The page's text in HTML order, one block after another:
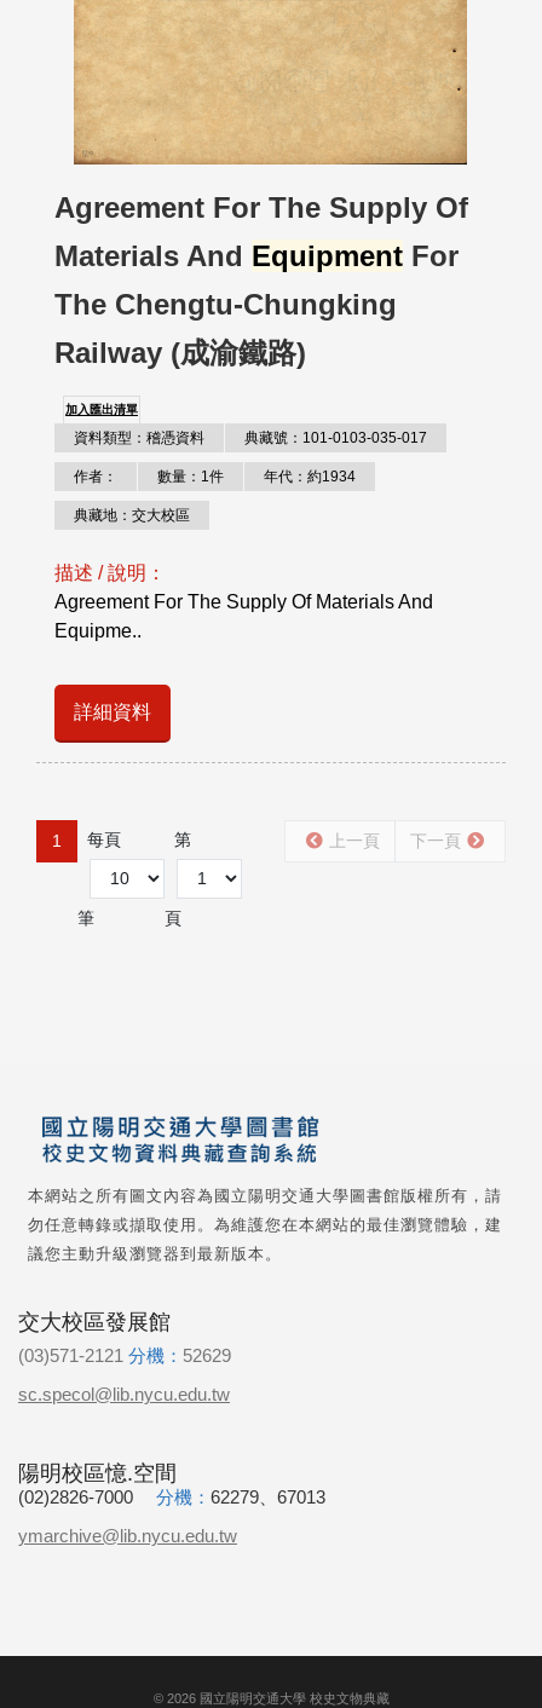
Agreement For The Supply Of
Materials And Equipment For
The Chengtu-Chungking
Railway (成渝鐵路)
加入匯出清單
資料類型：稽憑資料 典藏號：101-0103-035-017
作者： 數量：1件 年代：約1934
典藏地：交大校區
描述 / 說明：
Agreement For The Supply Of Materials And
Equipme..
詳細資料
1 每頁
筆
第
頁
上一頁 下一頁
本網站之所有圖文內容為國立陽明交通大學圖書館版權所有，請
勿任意轉錄或擷取使用。為維護您在本網站的最佳瀏覽體驗，建
議您主動升級瀏覽器到最新版本。
交大校區發展館
(03)571-2121 分機： 52629
sc.specol@lib.nycu.edu.tw
陽明校區憶.空間
(02)2826-7000 分機： 62279、67013
ymarchive@lib.nycu.edu.tw
© 2026國立陽明交通大學 校史文物典藏